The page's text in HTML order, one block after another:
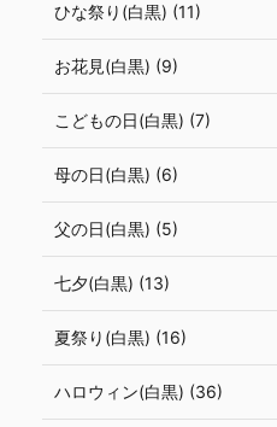
ひな祭り(白黒) (11)
お花見(白黒) (9)
こどもの日(白黒) (7)
母の日(白黒) (6)
父の日(白黒) (5)
七夕(白黒) (13)
夏祭り(白黒) (16)
ハロウィン(白黒) (36)